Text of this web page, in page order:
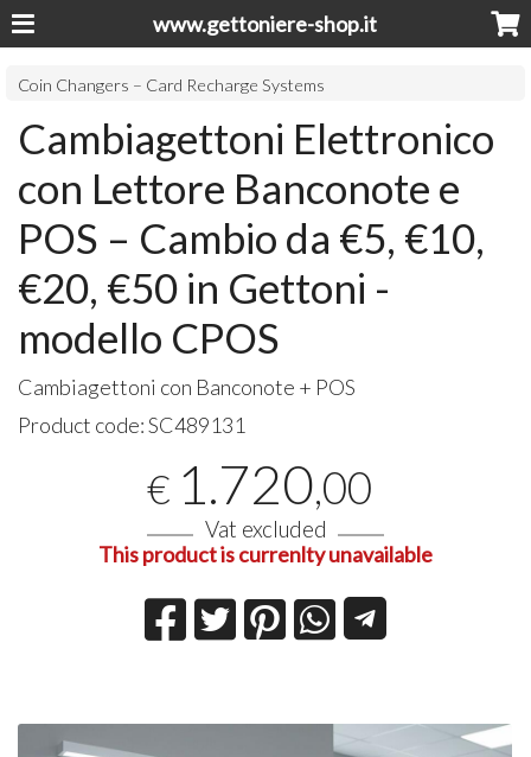
www.gettoniere-shop.it
Coin Changers – Card Recharge Systems
Cambiagettoni Elettronico
con Lettore Banconote e
POS – Cambio da €5, €10,
€20, €50 in Gettoni -
modello CPOS
Cambiagettoni con Banconote + POS
Product code:SC489131
€ 1.720,00
Vat excluded
This product is currenlty unavailable